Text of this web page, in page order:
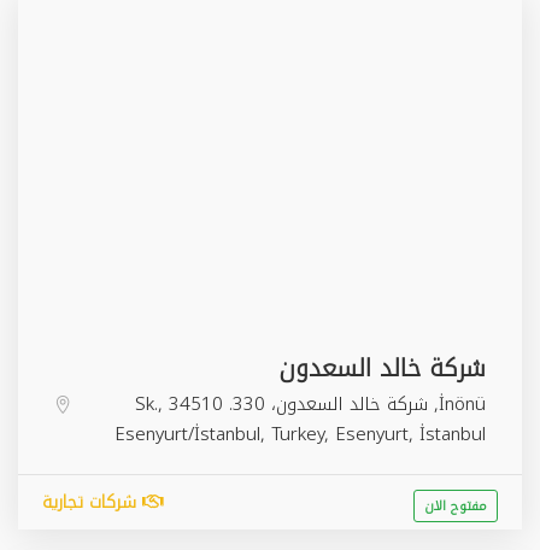
شركة خالد السعدون
İnönü, شركة خالد السعدون، 330. Sk., 34510
Esenyurt/İstanbul, Turkey, Esenyurt, İstanbul
شركات تجارية مفتوح الان